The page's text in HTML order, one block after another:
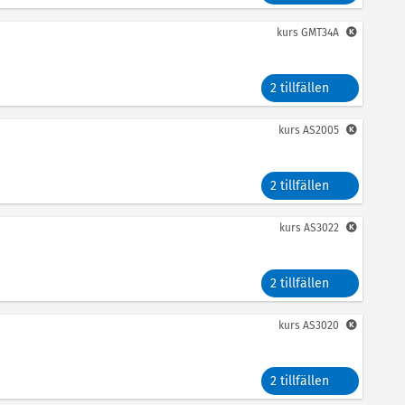
2 tillfällen
kurs GMT34A
2 tillfällen
kurs AS2005
2 tillfällen
kurs AS3022
2 tillfällen
kurs AS3020